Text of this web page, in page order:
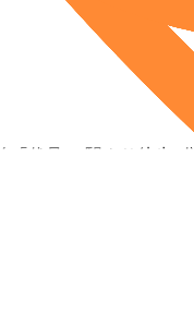
「伏見」 駅より徒歩5分